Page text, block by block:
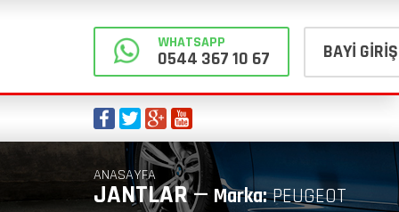
WHATSAPP
0544 367 10 67 BAYİ GİRİŞ
ANASAYFA
JANTLAR — Marka:PEUGEOT